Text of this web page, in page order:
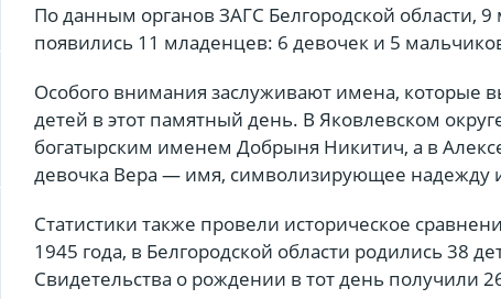
По данным органов ЗАГС Белгородской области, 9
появились 11 младенцев: 6 девочек и 5
Особого внимания заслуживают имена, которые
детей в этот памятный день. В Яковлевском
богатырским именем Добрыня Никитич, а в
девочка Вера — имя, символизирующее надежду
Статистики также провели историческое
1945 года, в Белгородской области родились 38
Свидетельства о рождении в тот день получили